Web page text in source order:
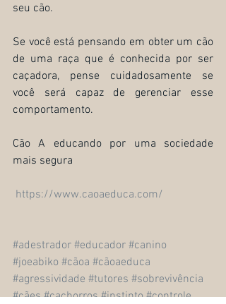
seu cão.
Se você está pensando em obter um cão
de uma raça que é conhecida por ser
caçadora, pense cuidadosamente se
você será capaz de gerenciar esse
comportamento.
Cão A educando por uma sociedade
mais segura
https://www.caoaeduca.com/
#adestrador #educador #canino
#joeabiko #cãoa #cãoaeduca
#agressividade #tutores #sobrevivência
#cães #cachorros #instinto #controle